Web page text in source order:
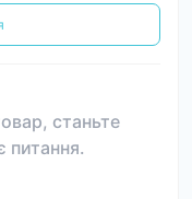
станьте
питання.